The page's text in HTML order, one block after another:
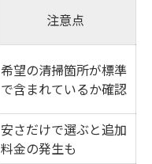
注意点
希望の清掃箇所が標準
で含まれているか確認
安さだけで選ぶと追加
料金の発生も